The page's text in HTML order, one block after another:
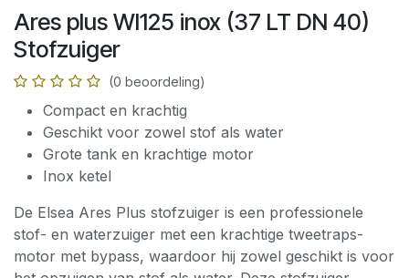
Ares plus WI125 inox (37 LT DN 40)
Stofzuiger
(0 beoordeling)
Compact en krachtig
Geschikt voor zowel stof als water
Grote tank en krachtige motor
Inox ketel
De Elsea Ares Plus stofzuiger is een professionele
stof- en waterzuiger met een krachtige tweetraps-
motor met bypass, waardoor hij zowel geschikt is voor